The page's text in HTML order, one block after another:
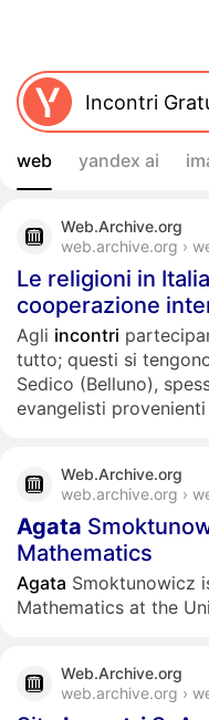
web yandex ai
Web.Archive.org
web.archive.org ›
Le religioni in
cooperazione
Agli incontri
tutto; questi si
Sedico (Belluno),
evangelisti
Web.Archive.org
web.archive.org ›
Agata
Mathematics
Agata Smoktunowicz
Mathematics at the
Web.Archive.org
web.archive.org ›